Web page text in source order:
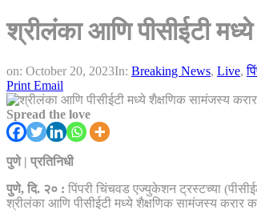
श्रीलंका आणि पीसीईटी
on: October 20, 2023In: Breaking News, Live,
Print Email
Spread the love
पुणे | प्रतिनिधी
पुणे, दि. २० : पिंपरी चिंचवड एज्युकेशन ट्रस्टच्या
श्रीलंका आणि पीसीईटी मध्ये शैक्षणिक सामंजस्य करार